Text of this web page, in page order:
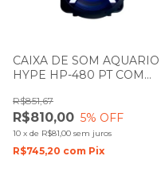
CAIXA DE SOM AQUARIO
HYPE HP-480 PT COM
R$810,00
R$851,67
5% OFF
10 x de R$81,00 sem juros
R$745,20 com Pix